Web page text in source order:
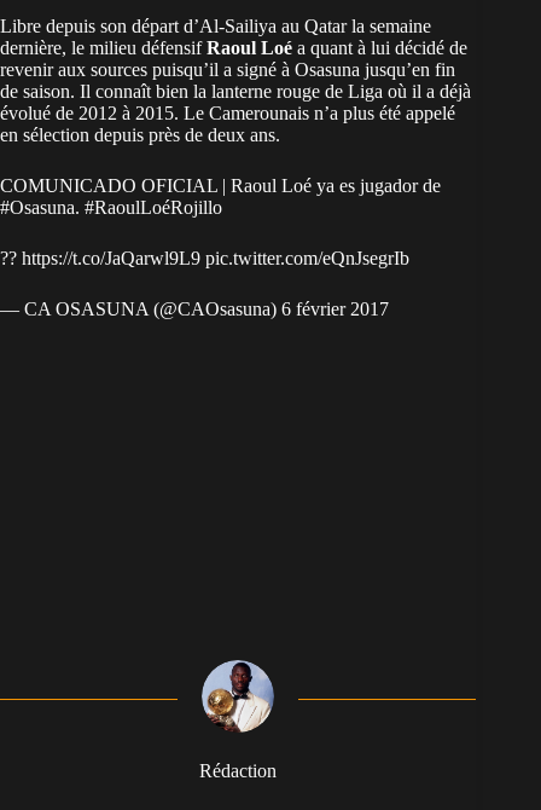
Libre depuis son départ d’Al-Sailiya au Qatar la semaine
dernière, le milieu défensifRaoul Loé a quant à lui décidé de
revenir aux sources puisqu’il a signé à Osasuna jusqu’en fin
de saison. Il connaît bien la lanterne rouge de Liga où il a déjà
évolué de 2012 à 2015. Le Camerounais n’a plus été appelé
en sélection depuis près de deux ans.
COMUNICADO OFICIAL | Raoul Loé ya es jugador de
#Osasuna. #RaoulLoéRojillo
?? https://t.co/JaQarwl9L9 pic.twitter.com/eQnJsegrIb
— CA OSASUNA (@CAOsasuna) 6 février 2017
Rédaction